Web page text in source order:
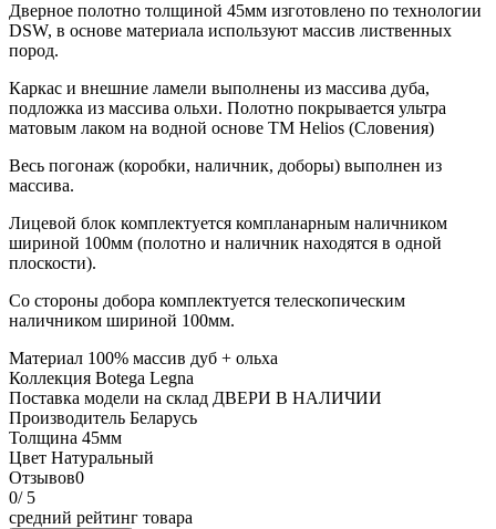
Дверное полотно толщиной 45мм изготовлено по технологии
DSW, в основе материала используют массив лиственных
пород.
Каркас и внешние ламели выполнены из массива дуба,
подложка из массива ольхи. Полотно покрывается ультра
матовым лаком на водной основе ТМ Helios (Словения)
Весь погонаж (коробки, наличник, доборы) выполнен из
массива.
Лицевой блок комплектуется компланарным наличником
шириной 100мм (полотно и наличник находятся в одной
плоскости).
Со стороны добора комплектуется телескопическим
наличником шириной 100мм.
Материал 100% массив дуб + ольха
Коллекция Botega Legna
Поставка модели на склад ДВЕРИ В НАЛИЧИИ
Производитель Беларусь
Толщина 45мм
Цвет Натуральный
Отзывов0
0/ 5
средний рейтинг товара